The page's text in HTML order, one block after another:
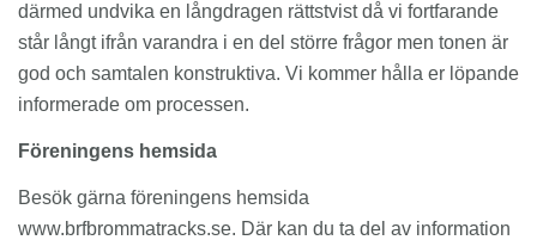
därmed undvika en långdragen rättstvist då vi fortfarande
står långt ifrån varandra i en del större frågor men tonen är
god och samtalen konstruktiva. Vi kommer hålla er löpande
informerade om processen.
Föreningens hemsida
Besök gärna föreningens hemsida
www.brfbrommatracks.se. Där kan du ta del av information